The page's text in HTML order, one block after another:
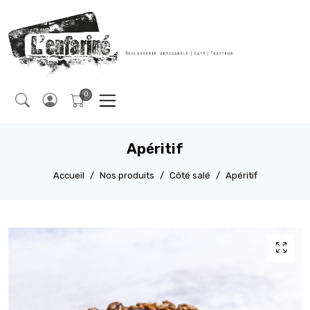
Apéritif
Accueil Nos produits Côté salé Apéritif